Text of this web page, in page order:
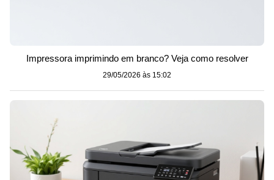
Impressora imprimindo em branco? Veja como resolver
29/05/2026 às 15:02